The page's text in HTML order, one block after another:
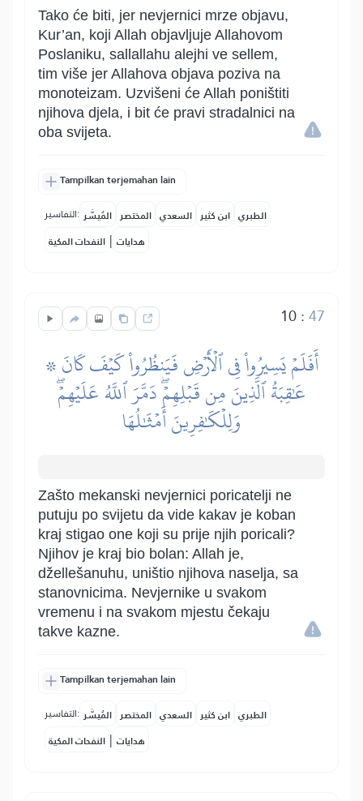
Tako će biti, jer nevjernici mrze objavu,
Kur’an, koji Allah objavljuje Allahovom
Poslaniku, sallallahu alejhi ve sellem,
tim više jer Allahova objava poziva na
monoteizam. Uzvišeni će Allah poništiti
njihova djela, i bit će pravi stradalnici na
oba svijeta.
Tampilkan terjemahan lain
التفاسير: المُيسَّر المختصر السعدي ابن كثير الطبري
النفحات المكية | هدايات
10:47
۞ أَفَلَمۡ يَسِيرُواْ فِي ٱلۡأَرۡضِ فَيَنظُرُواْ كَيۡفَ كَانَ
عَٰقِبَةُ ٱلَّذِينَ مِن قَبۡلِهِمۡۖ دَمَّرَ ٱللَّهُ عَلَيۡهِمۡۖ
وَلِلۡكَٰفِرِينَ أَمۡثَٰلُهَا
Zašto mekanski nevjernici poricatelji ne
putuju po svijetu da vide kakav je koban
kraj stigao one koji su prije njih poricali?
Njihov je kraj bio bolan: Allah je,
džellešanuhu, uništio njihova naselja, sa
stanovnicima. Nevjernike u svakom
vremenu i na svakom mjestu čekaju
takve kazne.
Tampilkan terjemahan lain
التفاسير: المُيسَّر المختصر السعدي ابن كثير الطبري
النفحات المكية | هدايات